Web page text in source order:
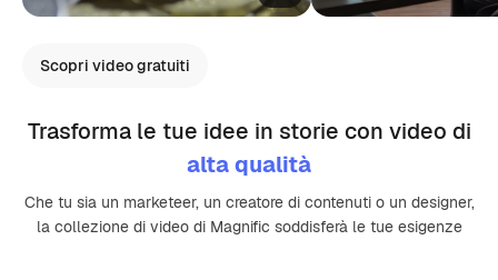
Scopri video gratuiti
Trasforma le tue idee in storie con video di
alta qualità
Che tu sia un marketeer, un creatore di contenuti o un designer,
la collezione di video di Magnific soddisferà le tue esigenze